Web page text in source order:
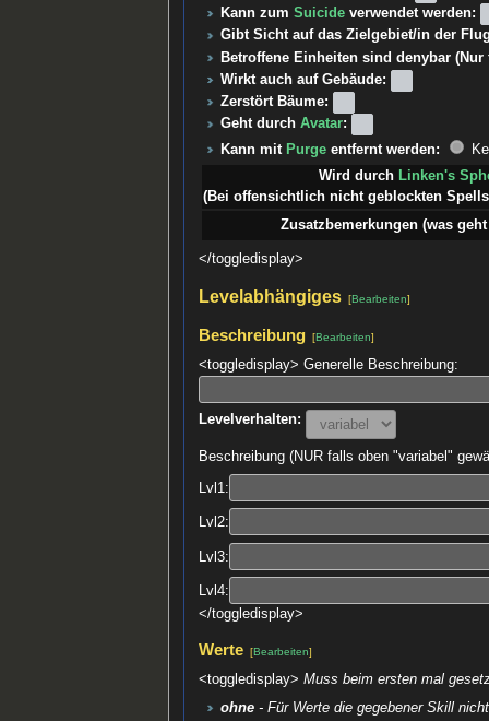
Kann zumSuicide verwendet werden:
Gibt Sicht auf das Zielgebiet/in der
Betroffene Einheiten sind denybar
Wirkt auch auf Gebäude:
Zerstört Bäume:
Geht durchAvatar:
Kann mit Purge entfernt werden:
Wird durch Linken's
(Bei offensichtlich nicht geblockten
Zusatzbemerkungen (was
</toggledisplay>
Levelabhängiges [Bearbeiten]
Beschreibung [Bearbeiten]
<toggledisplay> Generelle Beschreibung:
Levelverhalten:
Beschreibung (NUR falls oben "variabel"
Lvl1:
Lvl2:
Lvl3:
Lvl4:
</toggledisplay>
Werte [Bearbeiten]
<toggledisplay> Muss beim ersten mal
ohne - Für Werte die gegebener Skill